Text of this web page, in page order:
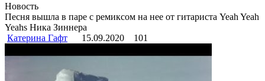
Новость
Песня вышла в паре с ремиксом на нее от гитариста Yeah Yeah
Yeahs Ника Зиннера
Катерина Гафт
15.09.2020 101